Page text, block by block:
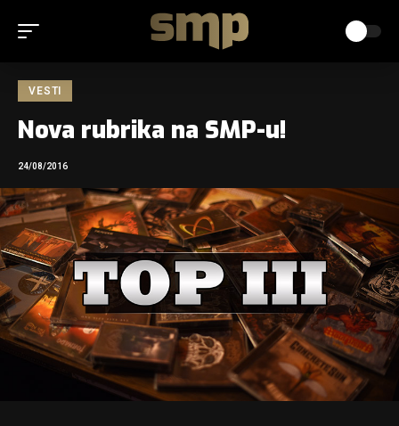
VESTI
Nova rubrika na SMP-u!
24/08/2016